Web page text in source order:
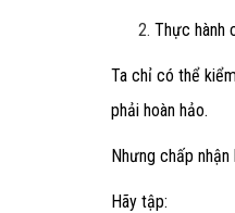
Thực hành
Ta chỉ có thể
phải hoàn hảo.
Nhưng chấp
Hãy tập: